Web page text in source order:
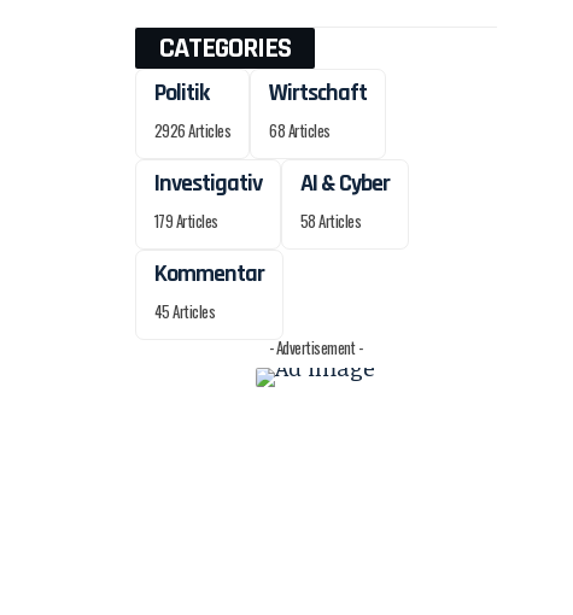
CATEGORIES
Politik
2926 Articles
Wirtschaft
68 Articles
Investigativ
179 Articles
AI & Cyber
58 Articles
Kommentar
45 Articles
- Advertisement -